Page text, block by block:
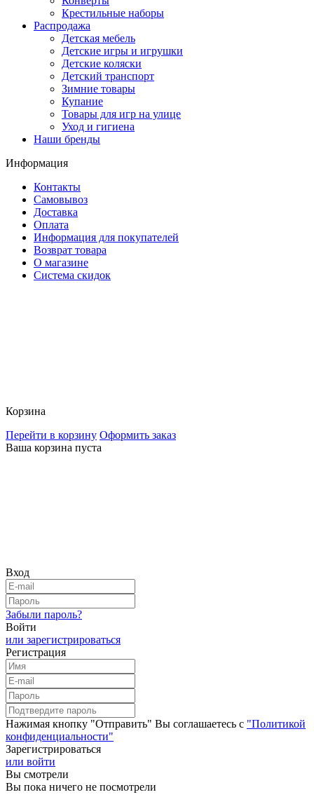
Крестильные наборы
Распродажа
Детская мебель
Детские игры и игрушки
Детские коляски
Детский транспорт
Зимние товары
Купание
Товары для игр на улице
Уход и гигиена
Наши бренды
Информация
Контакты
Самовывоз
Доставка
Оплата
Информация для покупателей
Возврат товара
О магазине
Система скидок
Корзина
Перейти в корзину Оформить заказ
Ваша корзина пуста
Вход
Забыли пароль?
Войти
или зарегистрироваться
Регистрация
Нажимая кнопку "Отправить" Вы соглашаетесь с "Политикой
конфиденциальности"
Зарегистрироваться
или войти
Вы смотрели
Вы пока ничего не посмотрели